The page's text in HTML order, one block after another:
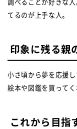
調べることが好きな
てるのが上手な人。
印象に残る親
小さ頃から夢を応援
絵本や図鑑を買ってく
これから目指